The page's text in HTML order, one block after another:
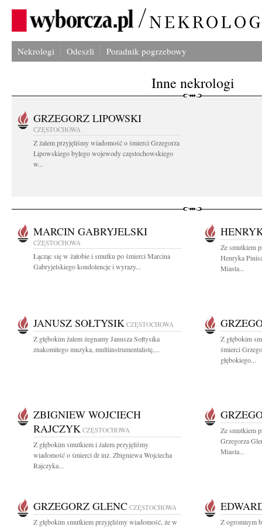
Nekrologi Odeszli Poradnik pogrzebowy
Inne nekrologi
GRZEGORZ LIPOWSKI
CZĘSTOCHOWA
Z żalem przyjęliśmy wiadomość o śmierci Grzegorza
Lipowskiego byłego wojewody częstochowskiego
w...
MARCIN GABRYJELSKI
CZĘSTOCHOWA
Łącząc się w żałobie i smutku po śmierci Marcina
Gabryjelskiego kondolencje i wyrazy...
Ze smutkiem
Henryka
Miasta...
JANUSZ SOŁTYSIK CZĘSTOCHOWA
Z głębokim żalem żegnamy Janusza Sołtysika
znakomitego muzyka, multiinstrumentalistę,...
Z głębokim
śmierci
głębokiego...
ZBIGNIEW WOJCIECH
RAJCZYK CZĘSTOCHOWA
Z głębokim smutkiem i żalem przyjęliśmy
wiadomość o śmierci dr inż. Zbigniewa Wojciecha
Rajczyka...
Ze smutkiem
Grzegorza
Miasta...
GRZEGORZ GLENC CZĘSTOCHOWA
Z głębokim smutkiem przyjęliśmy wiadomość, że w
Z ogromnym